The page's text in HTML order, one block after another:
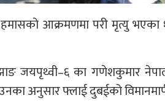
आक्रमणमा परी मृत्यु भएका
जयपृथ्वी–६ का गणेशकुमार
अनुसार फ्लाई दुबईको